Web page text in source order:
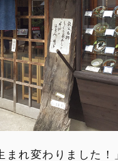
まれ変わりました！